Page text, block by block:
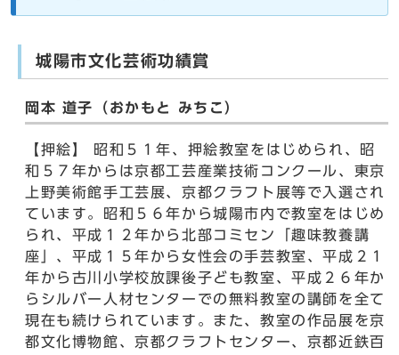
城陽市文化芸術功績賞
岡本 道子（おかもと みちこ）
【押絵】 昭和５１年、押絵教室をはじめられ、昭
和５７年からは京都工芸産業技術コンクール、東京
上野美術館手工芸展、京都クラフト展等で入選され
ています。昭和５６年から城陽市内で教室をはじめ
られ、平成１２年から北部コミセン「趣味教養講
座」、平成１５年から女性会の手芸教室、平成２１
年から古川小学校放課後子ども教室、平成２６年か
らシルバー人材センターでの無料教室の講師を全て
現在も続けられています。また、教室の作品展を京
都文化博物館、京都クラフトセンター、京都近鉄百